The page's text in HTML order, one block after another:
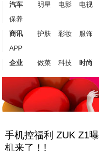
汽车
明星 电影 电视
保养
商讯
护肤 彩妆 服饰
APP
企业
做菜 科技 时尚
手机控福利 ZUK Z1
机来了！!